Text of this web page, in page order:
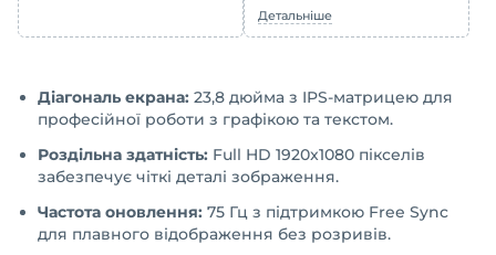
Детальніше
Діагональ екрана: 23,8 дюйма з IPS-матрицею для
професійної роботи з графікою та текстом.
Роздільна здатність: Full HD 1920x1080 пікселів
забезпечує чіткі деталі зображення.
Частота оновлення: 75 Гц з підтримкою Free Sync
для плавного відображення без розривів.